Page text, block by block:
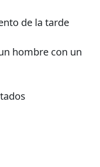
de la tarde
hombre con un